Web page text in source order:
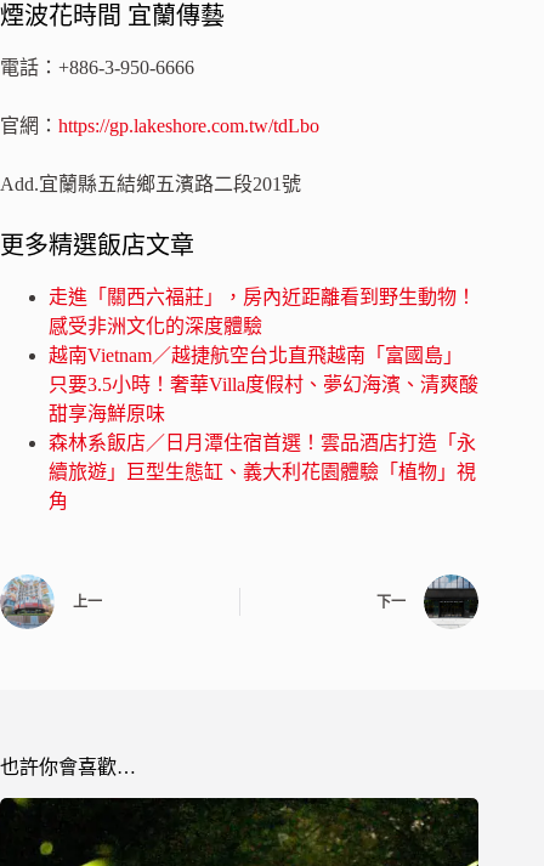
煙波花時間 宜蘭傳藝
電話：+886-3-950-6666
官網： https://gp.lakeshore.com.tw/tdLbo
Add.宜蘭縣五結鄉五濱路二段201號
更多精選飯店文章
走進「關西六福莊」，房內近距離看到野生動物！
感受非洲文化的深度體驗
越南Vietnam／越捷航空台北直飛越南「富國島」
只要3.5小時！奢華Villa度假村、夢幻海濱、清爽酸
甜享海鮮原味
森林系飯店／日月潭住宿首選！雲品酒店打造「永
續旅遊」巨型生態缸、義大利花園體驗「植物」視
角
上一 下一
也許你會喜歡…